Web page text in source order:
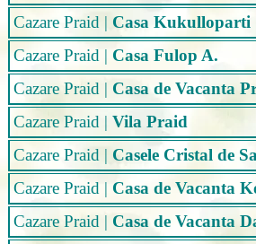
Cazare Praid | Casa Kukulloparti
Cazare Praid | Casa Fulop A.
Cazare Praid | Casa de Vacanta
Cazare Praid | Vila Praid
Cazare Praid | Casele Cristal de
Cazare Praid | Casa de Vacanta
Cazare Praid | Casa de Vacanta